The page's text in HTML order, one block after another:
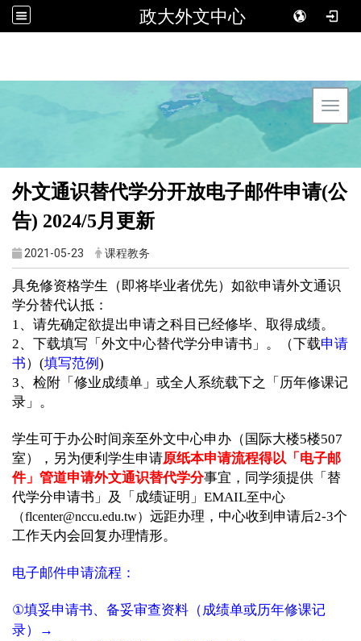
政大外文中心
外文通识替代学分开放电子邮件申请(公
告) 2024/5月更新
2021-05-23 课程教务
具免修资格学生（即将毕业者优先）如欲申请外文通识
学分替代认抵：
1、请先确定欲提出申请之科目已经修毕、取得成绩。
2、下载填写「外文中心替代学分申请书」。（下载申请
书）(填写范例 )
3、检附「修业成绩单」或全人系统载下之「历年修课记
录」。
学生可于办公时间亲至外文中心申办（国际大楼5楼507
室），另为便利学生申请原纸本申请流程得以「电子邮
件」管道申请外文通识替代学分事宜，同学须提供「替
代学分申请书」及「成绩证明」EMAIL至中心
（flcenter@nccu.edu.tw） 远距办理，中心收到申请后2-3个
工作天内会回复办理情形。
电子邮件申请流程：
①填妥申请书、备妥审查资料（成绩单或历年修课记
录）
→